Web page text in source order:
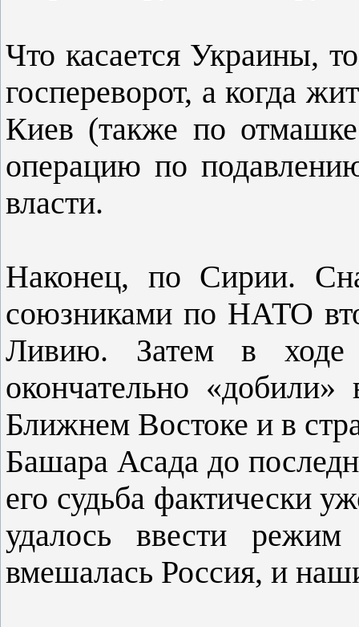
Что касается Украины,
госпереворот, а когда
Киев (также по
операцию по
власти.
Наконец, по Сирии.
союзниками по НАТО
Ливию. Затем в ходе
окончательно
Ближнем Востоке и в
Башара Асада до
его судьба фактически
удалось ввести
вмешалась Россия, и